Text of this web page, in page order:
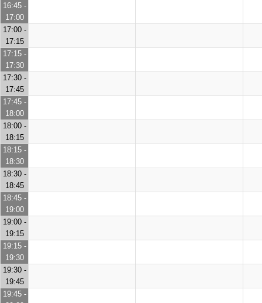
16:45 -
17:00
17:00 -
17:15
17:15 -
17:30
17:30 -
17:45
17:45 -
18:00
18:00 -
18:15
18:15 -
18:30
18:30 -
18:45
18:45 -
19:00
19:00 -
19:15
19:15 -
19:30
19:30 -
19:45
19:45 -